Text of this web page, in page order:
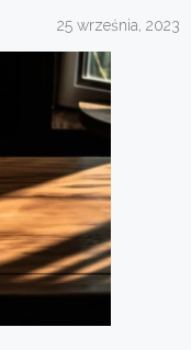
25 września, 2023